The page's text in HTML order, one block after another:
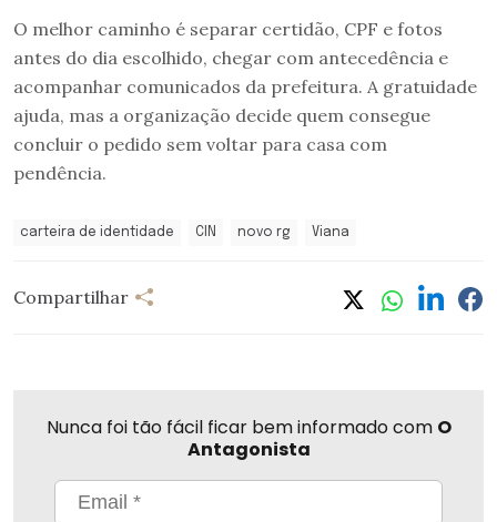
O melhor caminho é separar certidão, CPF e fotos
antes do dia escolhido, chegar com antecedência e
acompanhar comunicados da prefeitura. A gratuidade
ajuda, mas a organização decide quem consegue
concluir o pedido sem voltar para casa com
pendência.
carteira de identidade CIN novo rg Viana
Compartilhar
Nunca foi tão fácil ficar bem informado com O
Antagonista